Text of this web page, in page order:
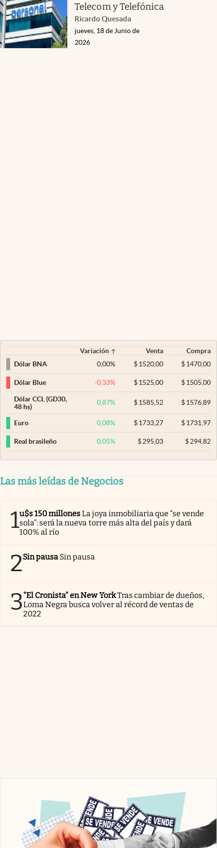
Telecom y Telefónica
Ricardo Quesada
jueves, 18 de Junio de
2026
Variación Venta
Compra
Dólar BNA
0,00% $ 1520,00 $1470,00
Dólar Blue -0,33% $ 1525,00 $1505,00
Dólar CCL (GD30,
48 hs)
0,87% $ 1585,52 $1576,89
Euro 0,08% $ 1733,27 $1731,97
Real brasileño 0,05% $ 295,03 $294,82
Las más leídas de Negocios
1u$s 150 millonesLa joya inmobiliaria que “se vende
sola”: será la nueva torre más alta del país y dará
100% al río
2Sin pausa Sin pausa
3"El Cronista" en New YorkTras cambiar de dueños,
Loma Negra busca volver al récord de ventas de
2022